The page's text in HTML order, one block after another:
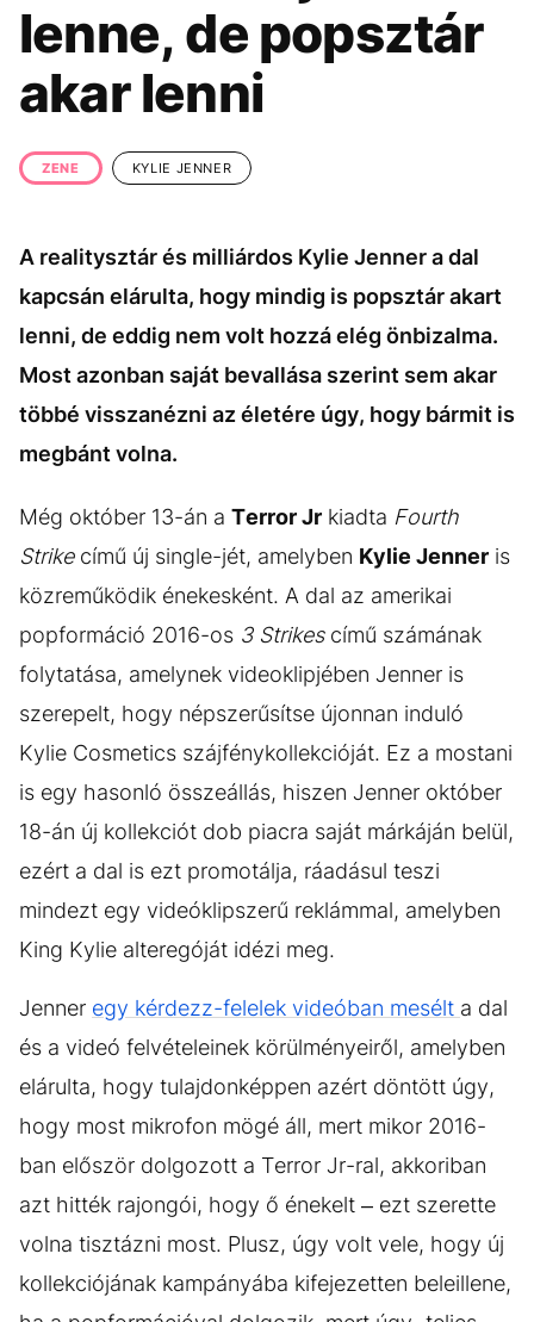
UTAZÁS
ÉLETMÓD DESIGN
BESZÉLGETÉSEK
VIDEÓ
lenne, de popsztár
akar lenni
ZENE KYLIE JENNER
A realitysztár és milliárdos Kylie Jenner a dal
kapcsán elárulta, hogy mindig is popsztár akart
lenni, de eddig nem volt hozzá elég önbizalma.
Most azonban saját bevallása szerint sem akar
többé visszanézni az életére úgy, hogy bármit is
megbánt volna.
Még október 13-án a Terror Jr kiadta Fourth
Strikecímű új single-jét, amelyben Kylie Jenner is
közreműködik énekesként. A dal az amerikai
popformáció 2016-os 3 Strikescímű számának
folytatása, amelynek videoklipjében Jenner is
szerepelt, hogy népszerűsítse újonnan induló
Kylie Cosmetics szájfénykollekcióját. Ez a mostani
is egy hasonló összeállás, hiszen Jenner október
18-án új kollekciót dob piacra saját márkáján belül,
ezért a dal is ezt promotálja, ráadásul teszi
mindezt egy videóklipszerű reklámmal, amelyben
King Kylie alteregóját idézi meg.
Jenner egy kérdezz-felelek videóban mesélt a dal
és a videó felvételeinek körülményeiről, amelyben
elárulta, hogy tulajdonképpen azért döntött úgy,
hogy most mikrofon mögé áll, mert mikor 2016-
ban először dolgozott a Terror Jr-ral, akkoriban
azt hitték rajongói, hogy ő énekelt – ezt szerette
volna tisztázni most. Plusz, úgy volt vele, hogy új
kollekciójának kampányába kifejezetten beleillene,